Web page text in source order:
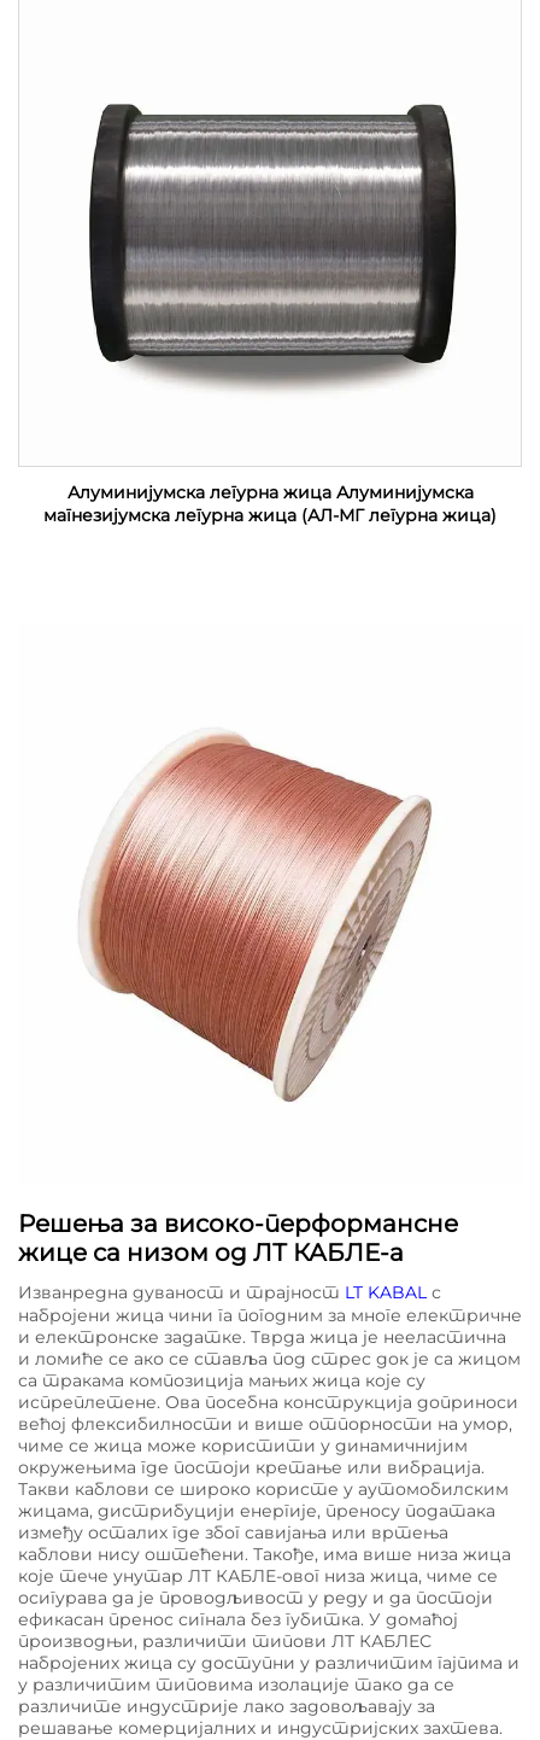
Алуминијумска легурна жица Алуминијумска
магнезијумска легурна жица (АЛ-МГ легурна жица)
Решења за високо-перформансне
жице са низом од ЛТ КАБЛЕ-а
Изванредна дуваност и трајност LT KABALс
набројени жица чини га погодним за многе електричне
и електронске задатке. Тврда жица је нееластична
и ломиће се ако се ставља под стрес док је са жицом
са тракама композиција мањих жица које су
испреплетене. Ова посебна конструкција доприноси
већој флексибилности и више отпорности на умор,
чиме се жица може користити у динамичнијим
окружењима где постоји кретање или вибрација.
Такви каблови се широко користе у аутомобилским
жицама, дистрибуцији енергије, преносу података
између осталих где због савијања или вртења
каблови нису оштећени. Такође, има више низа жица
које тече унутар ЛТ КАБЛЕ-овог низа жица, чиме се
осигурава да је проводљивост у реду и да постоји
ефикасан пренос сигнала без губитка. У домаћој
производњи, различити типови ЛТ КАБЛЕС
набројених жица су доступни у различитим гајпима и
у различитим типовима изолације тако да се
различите индустрије лако задовољавају за
решавање комерцијалних и индустријских захтева.